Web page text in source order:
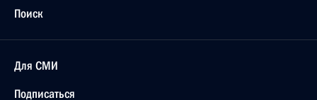
законодательные акты по вопросу прохождения
5 декабря 2007 года, 14:30